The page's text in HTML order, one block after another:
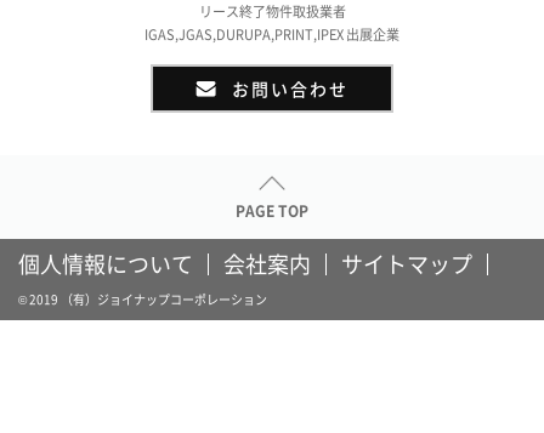
リース終了物件取扱業者
IGAS,JGAS,DURUPA,PRINT,IPEX 出展企業
お問い合わせ
PAGE TOP
個人情報について 会社案内 サイトマップ
© 2019 （有）ジョイナップコーポレーション